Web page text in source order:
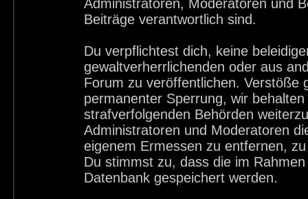
Administratoren, Moderatoren und
Beiträge verantwortlich sind.
Du verpflichtest dich, keine
gewaltverherrlichenden oder aus
Forum zu veröffentlichen. Verstöße
permanenter Sperrung, wir
strafverfolgenden Behörden
Administratoren und Moderatoren
eigenem Ermessen zu entfernen,
Du stimmst zu, dass die im
Datenbank gespeichert werden.